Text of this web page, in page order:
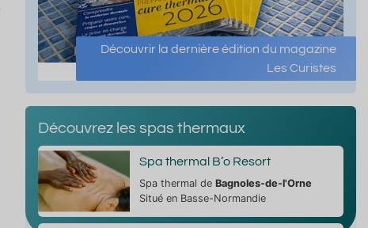
Découvrir la dernière édition du magazine
Les Curistes
Découvrez les spas thermaux
Spa thermal B’o Resort
Spa thermal de Bagnoles-de-l'Orne
Situé en Basse-Normandie